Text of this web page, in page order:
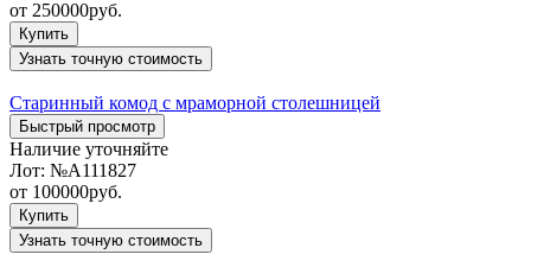
от 250000руб.
Купить
Узнать точную стоимость
Старинный комод с мраморной столешницей
Быстрый просмотр
Наличие уточняйте
Лот: №А111827
от 100000руб.
Купить
Узнать точную стоимость